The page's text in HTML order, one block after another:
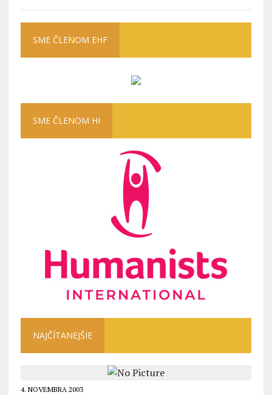
SME ČLENOM EHF
SME ČLENOM HI
NAJČÍTANEJŠIE
4. NOVEMBRA 2003